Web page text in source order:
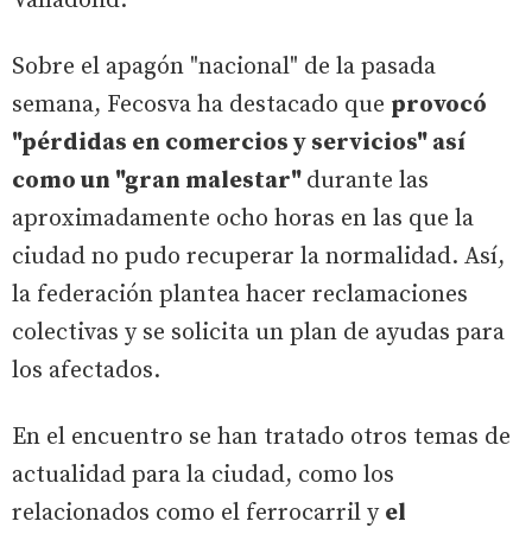
Sobre el apagón "nacional" de la pasada
semana, Fecosva ha destacado que provocó
"pérdidas en comercios y servicios" así
como un "gran malestar" durante las
aproximadamente ocho horas en las que la
ciudad no pudo recuperar la normalidad. Así,
la federación plantea hacer reclamaciones
colectivas y se solicita un plan de ayudas para
los afectados.
En el encuentro se han tratado otros temas de
actualidad para la ciudad, como los
relacionados como el ferrocarril y el